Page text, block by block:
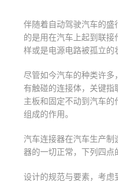
伴随着自动驾驶汽车的
的是用在汽车上起到联
样或是电源电路被孤立
尽管如今汽车的种类许
有触碰的连接体，关键
主板和固定不动到汽车
组成的作用。
汽车连接器在汽车生产
器的一切正常，下列四
设计的规范与要素，考